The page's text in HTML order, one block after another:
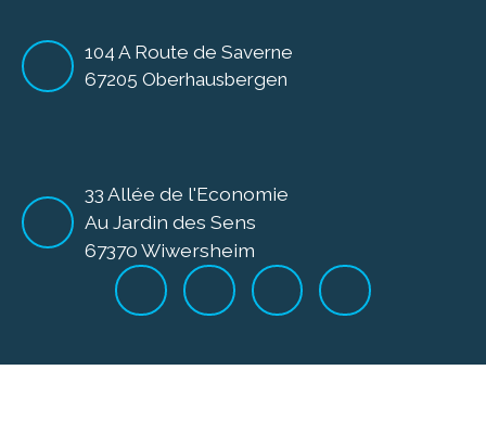
104 A Route de Saverne
67205 Oberhausbergen
33 Allée de l'Economie
Au Jardin des Sens
67370 Wiwersheim